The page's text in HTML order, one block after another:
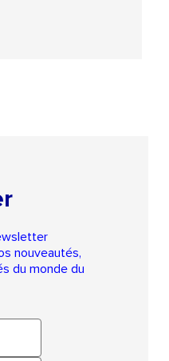
nouveautés,
du monde du